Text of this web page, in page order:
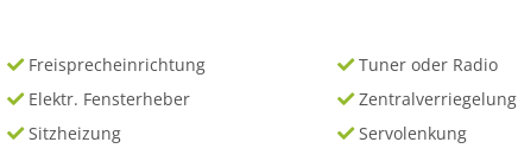
Freisprecheinrichtung
Elektr. Fensterheber
Sitzheizung
Tuner oder Radio
Zentralverriegelung
Servolenkung